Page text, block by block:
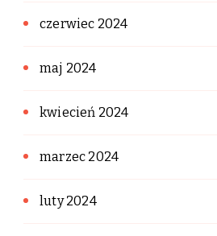
czerwiec 2024
maj 2024
kwiecień 2024
marzec 2024
luty 2024